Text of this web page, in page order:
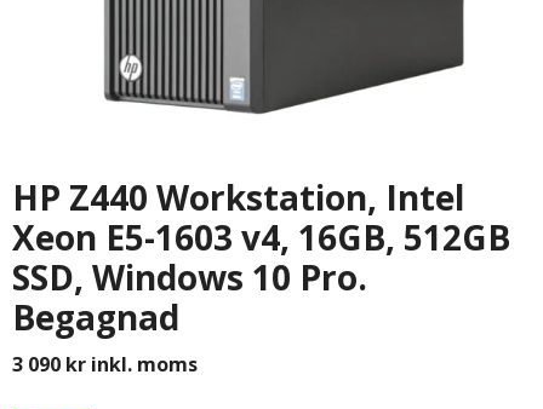
HP Z440 Workstation, Intel
Xeon E5-1603 v4, 16GB, 512GB
SSD, Windows 10 Pro.
Begagnad
3 090 kr inkl. moms